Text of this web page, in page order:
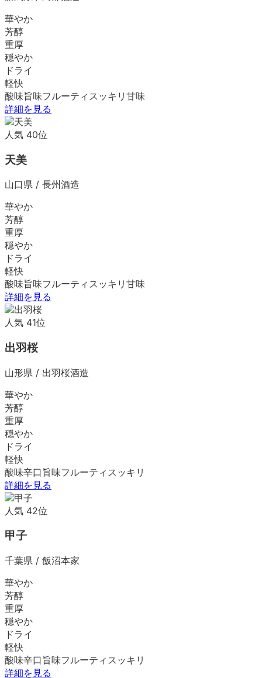
華やか
芳醇
重厚
穏やか
ドライ
軽快
酸味旨味フルーティ スッキリ 甘味
詳細を見る
人気 40位
天美
山口県 / 長州酒造
華やか
芳醇
重厚
穏やか
ドライ
軽快
酸味旨味フルーティ スッキリ 甘味
詳細を見る
人気 41位
出羽桜
山形県 / 出羽桜酒造
華やか
芳醇
重厚
穏やか
ドライ
軽快
酸味辛口 旨味フルーティ スッキリ
詳細を見る
人気 42位
甲子
千葉県 / 飯沼本家
華やか
芳醇
重厚
穏やか
ドライ
軽快
酸味辛口 旨味フルーティ スッキリ
詳細を見る